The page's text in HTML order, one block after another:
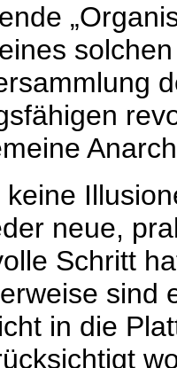
neue,
Schritt
sind
in die